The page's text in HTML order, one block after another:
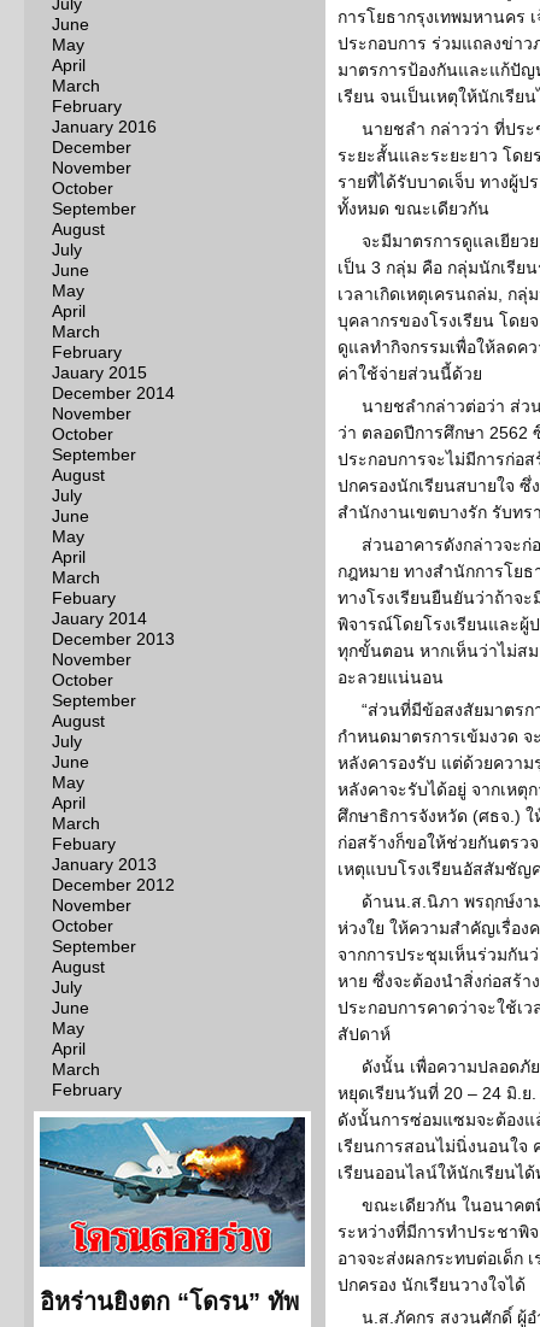
June
May
April
March
February
January 2016
December
November
October
September
August
July
June
May
April
March
February
Jauary 2015
December 2014
November
October
September
August
July
June
May
April
March
Febuary
Jauary 2014
December 2013
November
October
September
August
July
June
May
April
March
Febuary
January 2013
December 2012
November
October
September
August
July
June
May
April
March
February
อิหร่านยิงตก “โดรน” ทัพ
การโยธากรุงเทพมหานคร
ประกอบการ ร่วมแถลงข่า
มาตรการป้องกันและแก้ปัญ
เรียน จนเป็นเหตุให้นักเรีย
นายชลำ กล่าวว่า ที่ปร
ระยะสั้นและระยะยาว โดย
รายที่ได้รับบาดเจ็บ ทางผู้
ทั้งหมด ขณะเดียวกัน
จะมีมาตรการดูแลเยียว
เป็น 3 กลุ่ม คือ กลุ่มนักเรีย
เวลาเกิดเหตุเครนถล่ม, ก
บุคลากรของโรงเรียน โดย
ดูแลทำกิจกรรมเพื่อให้ลดค
ค่าใช้จ่ายส่วนนี้ด้วย
นายชลำกล่าวต่อว่า ส่ว
ว่า ตลอดปีการศึกษา 2562
ประกอบการจะไม่มีการก่อ
ปกครองนักเรียนสบายใจ ซึ่
สำนักงานเขตบางรัก รับทร
ส่วนอาคารดังกล่าวจะก่
กฎหมาย ทางสำนักการโย
ทางโรงเรียนยืนยันว่าถ้าจ
พิจารณ์โดยโรงเรียนและผู้
ทุกขั้นตอน หากเห็นว่าไม่ส
อะลวยแน่นอน
“ส่วนที่มีข้อสงสัยมาตรก
กำหนดมาตรการเข้มงวด จ
หลังคารองรับ แต่ด้วยควา
หลังคาจะรับได้อยู่ จากเห
ศึกษาธิการจังหวัด (ศธจ.) ใ
ก่อสร้างก็ขอให้ช่วยกันตรว
เหตุแบบโรงเรียนอัสสัมชั
ด้านน.ส.นิภา พรฤกษ์งา
ห่วงใย ให้ความสำคัญเรื่อ
จากการประชุมเห็นร่วมกัน
หาย ซึ่งจะต้องนำสิ่งก่อสร้
ประกอบการคาดว่าจะใช้เ
สัปดาห์
ดังนั้น เพื่อความปลอดภั
หยุดเรียนวันที่ 20 – 24 มิ.ย
ดังนั้นการซ่อมแซมจะต้อง
เรียนการสอนไม่นิ่งนอนใจ
เรียนออนไลน์ให้นักเรียนได้
ขณะเดียวกัน ในอนาคต
ระหว่างที่มีการทำประชาพิ
อาจจะส่งผลกระทบต่อเด็ก
ปกครอง นักเรียนวางใจได้
น.ส.ภัคกร สงวนศักดิ์ ผู้